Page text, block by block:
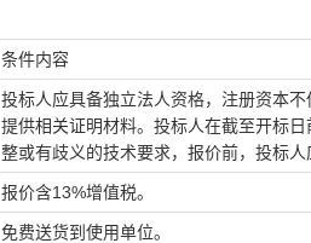
条件内容
投标人应具备独立法人资格，注册资本
提供相关证明材料。投标人在截至开标
整或有歧义的技术要求，报价前，投标
报价含13%增值税。
免费送货到使用单位。